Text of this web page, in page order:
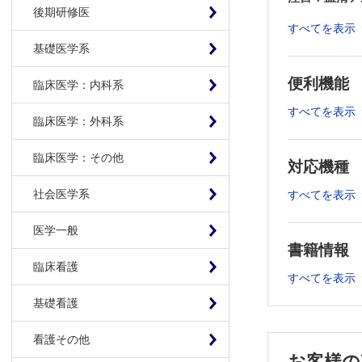
後期研修医
基礎医学系
臨床医学：内科系
臨床医学：外科系
臨床医学：その他
社会医学系
医学一般
臨床看護
基礎看護
看護その他
問題のある
ありふれた
体に良い蛋
MRA は最強
知っている
揺らぐNYHA
浮腫を科学
甲状腺ホル
すべてを表示
便利機能
すべてを表示
対応機種
すべてを表示
書籍情報
すべてを表示